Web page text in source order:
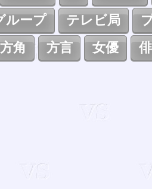
ループ テレビ局
方角 方言 女優